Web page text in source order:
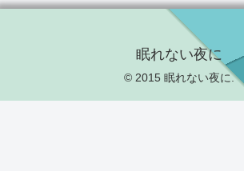
眠れない夜に
© 2015 眠れない夜に.